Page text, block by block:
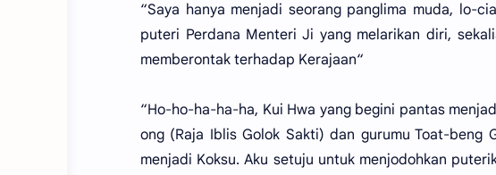
“Saya hanya menjadi seorang panglima muda, lo-
puteri Perdana Menteri Ji yang melarikan diri,
memberontak terhadap Kerajaan“
“Ho-ho-ha-ha-ha, Kui Hwa yang begini pantas
ong (Raja Iblis Golok Sakti) dan gurumu Toat-beng
menjadi Koksu. Aku setuju untuk menjodohkan